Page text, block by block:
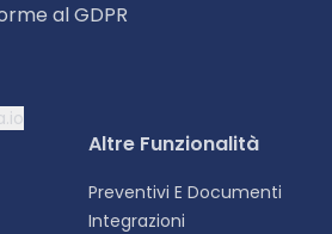
al GDPR
Altre Funzionalità
Preventivi E Documenti
Integrazioni